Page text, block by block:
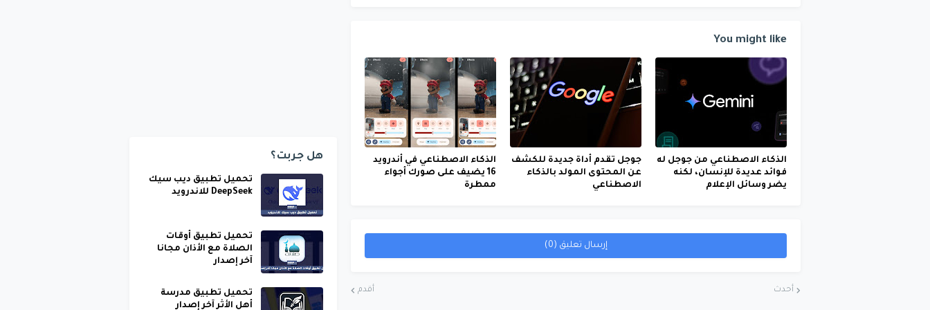
You might like
الذكاء الاصطناعي من جوجل له
فوائد عديدة للإنسان، لكنه
يضر وسائل الإعلام
جوجل تقدم أداة جديدة للكشف
عن المحتوى المولد بالذكاء
الاصطناعي
الذكاء الاصطناعي في أندرويد
16 يضيف على صورك أجواء
ممطرة
إرسال تعليق (0)
أحدث أقدم
هل جربت؟
تحميل تطبيق ديب سيك
DeepSeek للاندرويد
تحميل تطبيق أوقات
الصلاة مع الأذان مجانا
آخر إصدار
تحميل تطبيق مدرسة
أهل الأثر آخر إصدار